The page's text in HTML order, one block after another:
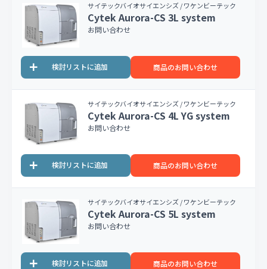
サイテックバイオサイエンシズ / ワケンビーテック
Cytek Aurora-CS 3L system
お問い合わせ
商品のお問い合わせ
サイテックバイオサイエンシズ / ワケンビーテック
Cytek Aurora-CS 4L YG system
お問い合わせ
商品のお問い合わせ
サイテックバイオサイエンシズ / ワケンビーテック
Cytek Aurora-CS 5L system
お問い合わせ
商品のお問い合わせ